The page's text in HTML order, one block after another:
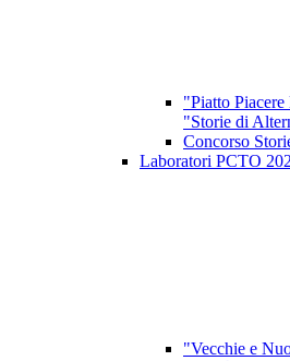
"Piatto
"Storie di
Concorso
Laboratori PCTO
"Vecchie e